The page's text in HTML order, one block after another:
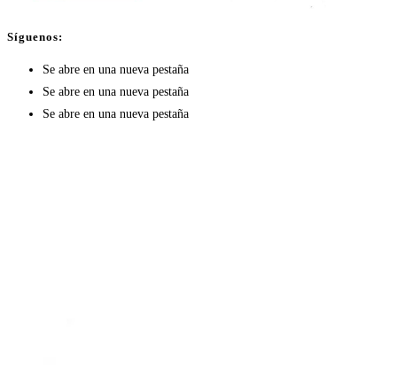
Síguenos:
Se abre en una nueva pestaña
Se abre en una nueva pestaña
Se abre en una nueva pestaña